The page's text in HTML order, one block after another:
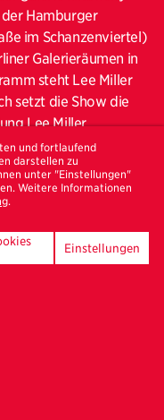
Hamburger
im Schanzenviertel)
Galerieräumen in
steht Lee Miller
setzt die Show die
Lee Miller
der die gesamt
und
(1907-1977) hat in
wie Surrealismus,
sowie
und fortlaufend
darstellen zu
unter "Einstellungen"
Weitere Informationen
.
Einstellungen